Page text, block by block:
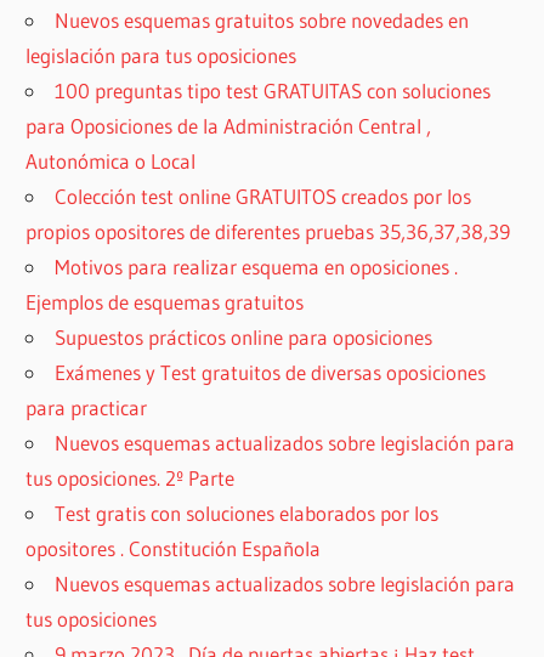
Nuevos esquemas gratuitos sobre novedades en
legislación para tus oposiciones
100 preguntas tipo test GRATUITAS con soluciones
para Oposiciones de la Administración Central ,
Autonómica o Local
Colección test online GRATUITOS creados por los
propios opositores de diferentes pruebas 35,36,37,38,39
Motivos para realizar esquema en oposiciones .
Ejemplos de esquemas gratuitos
Supuestos prácticos online para oposiciones
Exámenes y Test gratuitos de diversas oposiciones
para practicar
Nuevos esquemas actualizados sobre legislación para
tus oposiciones. 2º Parte
Test gratis con soluciones elaborados por los
opositores . Constitución Española
Nuevos esquemas actualizados sobre legislación para
tus oposiciones